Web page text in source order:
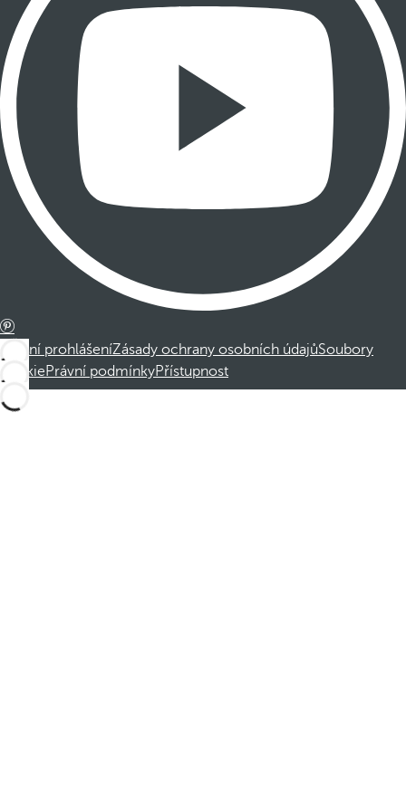
Právní prohlášeníZásady ochrany osobních údajůSoubory
cookiePrávní podmínkyPřístupnost